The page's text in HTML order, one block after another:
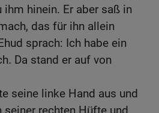
ihm hinein. Er aber saß in
das für ihn allein
sprach: Ich habe ein
Da stand er auf von
seine linke Hand aus und
seiner rechten Hüfte und